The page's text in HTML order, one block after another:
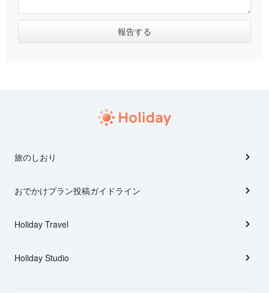
旅のしおり
おでかけプラン投稿ガイドライン
Holiday Travel
Holiday Studio